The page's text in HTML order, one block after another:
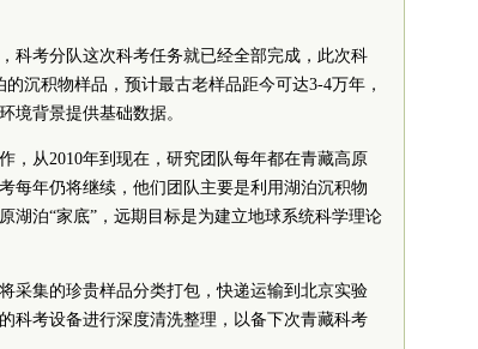
科考分队这次科考任务就已经全部完成，此次科
沉积物样品，预计最古老样品距今可达3-4万年，
境背景提供基础数据。
，从2010年到现在，研究团队每年都在青藏高原
每年仍将继续，他们团队主要是利用湖泊沉积物
湖泊“家底”，远期目标是为建立地球系统科学理论
采集的珍贵样品分类打包，快递运输到北京实验
科考设备进行深度清洗整理，以备下次青藏科考